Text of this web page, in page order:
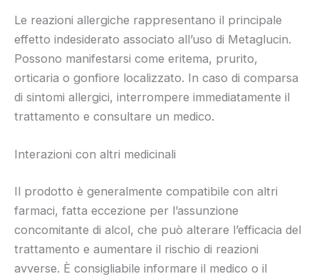
Le reazioni allergiche rappresentano il principale
effetto indesiderato associato all’uso di Metaglucin.
Possono manifestarsi come eritema, prurito,
orticaria o gonfiore localizzato. In caso di comparsa
di sintomi allergici, interrompere immediatamente il
trattamento e consultare un medico.
Interazioni con altri medicinali
Il prodotto è generalmente compatibile con altri
farmaci, fatta eccezione per l’assunzione
concomitante di alcol, che può alterare l’efficacia del
trattamento e aumentare il rischio di reazioni
avverse. È consigliabile informare il medico o il